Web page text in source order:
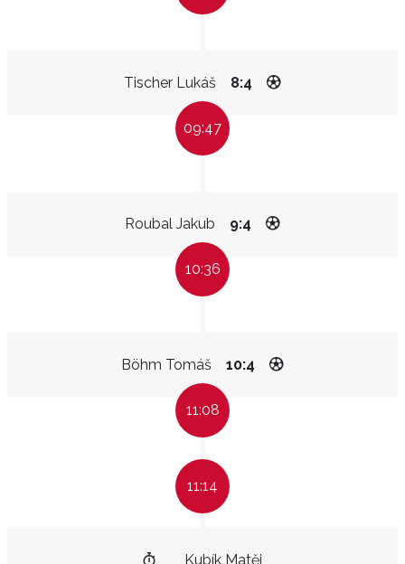
Tischer Lukáš 8:4
09:47
Roubal Jakub 9:4
10:36
Böhm Tomáš 10:4
11:08
11:14
Kubík Matěj